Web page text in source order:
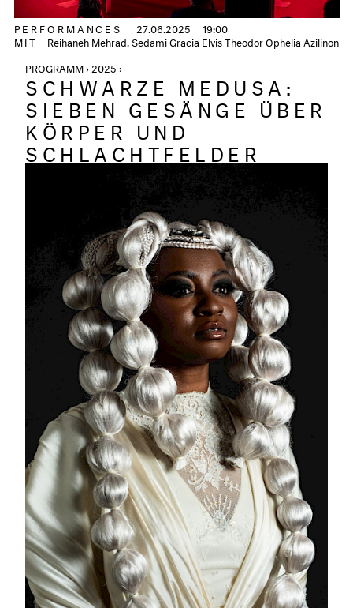
PERFORMANCES 27.06.2025
19:00
MIT
Reihaneh Mehrad, Sedami Gracia Elvis Theodor Ophelia Azilinon
PROGRAMM › 2025 ›
SCHWARZE MEDUSA:
SIEBEN GESÄNGE ÜBER
KÖRPER UND
SCHLACHTFELDER